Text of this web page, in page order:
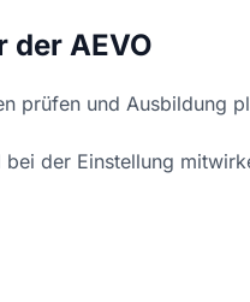
der AEVO
prüfen und Ausbildung
der Einstellung